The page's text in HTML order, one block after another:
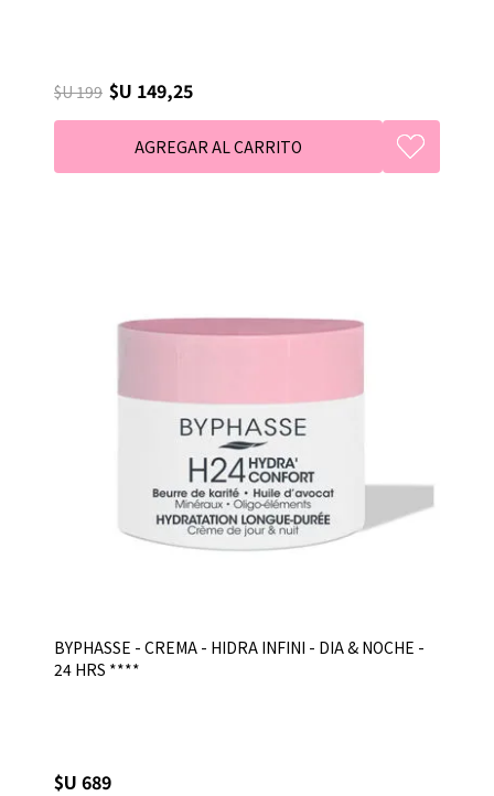
$U 199 $U 149,25
BYPHASSE - CREMA - HIDRA INFINI - DIA & NOCHE -
24 HRS ****
$U 689